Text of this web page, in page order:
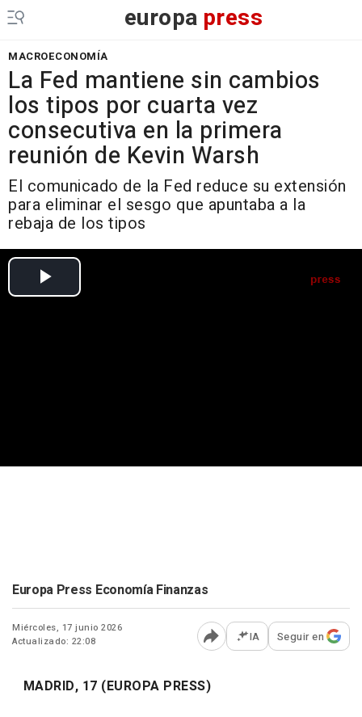
europa press
MACROECONOMÍA
La Fed mantiene sin cambios
los tipos por cuarta vez
consecutiva en la primera
reunión de Kevin Warsh
El comunicado de la Fed reduce su extensión
para eliminar el sesgo que apuntaba a la
rebaja de los tipos
Europa Press Economía Finanzas
Miércoles, 17 junio 2026
Actualizado: 22:08
Abrir opciones para
IA Seguir en
MADRID, 17 (EUROPA PRESS)